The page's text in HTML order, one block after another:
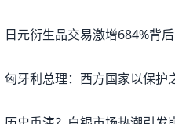
日元衍生品交易激增684%背
匈牙利总理：西方国家以保护